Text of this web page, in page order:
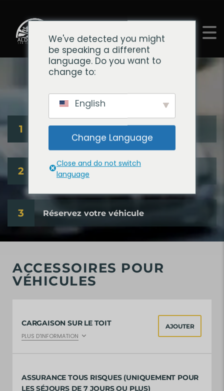
+212 688-409000
RÉSERVATION
1 Votre itinéraire
2 Sélectionnez Véhicule / Add-ons
3 Réservez votre véhicule
ACCESSOIRES POUR
VÉHICULES
CARGAISON SUR LE TOIT
PLUS D'INFORMATION
AJOUTER
ASSURANCE TOUS RISQUES (UNIQUEMENT POUR
LES SÉJOURS DE 7 JOURS OU PLUS)
We've detected you might
be speaking a different
language. Do you want to
change to:
English
Change Language
Close and do not switch
language